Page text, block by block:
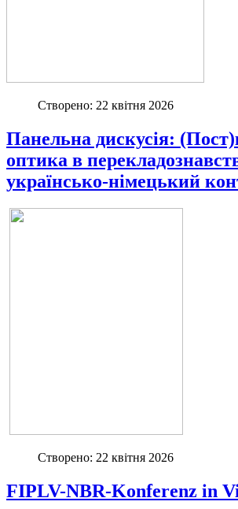
Створено: 22 квітня 2026
Панельна дискусія:
оптика в
українсько-німецький
Створено: 22 квітня 2026
FIPLV-NBR-Konferenz in